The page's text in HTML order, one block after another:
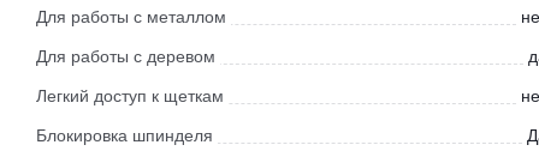
Для работы с металлом
Для работы с деревом
Легкий доступ к щеткам
Блокировка шпинделя